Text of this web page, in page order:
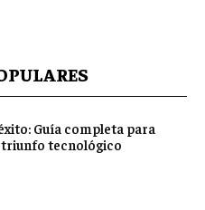
Guía completa para
triunfo tecnológico